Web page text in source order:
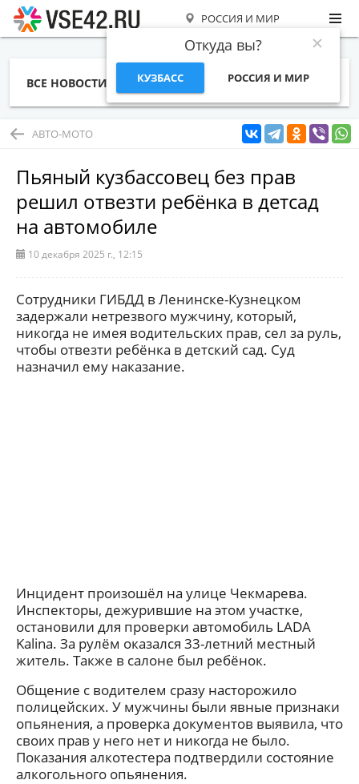
РОССИЯ И МИР
Откуда вы?
КУЗБАСС РОССИЯ И МИР
ВСЕ НОВОСТИ СТАТЬИ ТЕМЫ ФОТО
АВТО-МОТО
Пьяный кузбассовец без прав
решил отвезти ребёнка в детсад
на автомобиле
10 декабря 2025 г., 12:15
Сотрудники ГИБДД в Ленинске-Кузнецком
задержали нетрезвого мужчину, который,
никогда не имея водительских прав, сел за руль,
чтобы отвезти ребёнка в детский сад. Суд
назначил ему наказание.
Инцидент произошёл на улице Чекмарева.
Инспекторы, дежурившие на этом участке,
остановили для проверки автомобиль LADA
Kalina. За рулём оказался 33-летний местный
житель. Также в салоне был ребёнок.
Общение с водителем сразу насторожило
полицейских. У мужчины были явные признаки
опьянения, а проверка документов выявила, что
своих прав у него нет и никогда не было.
Показания алкотестера подтвердили состояние
алкогольного опьянения.